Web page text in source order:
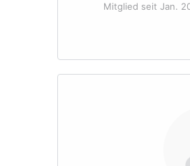
Mitglied seit Jan.